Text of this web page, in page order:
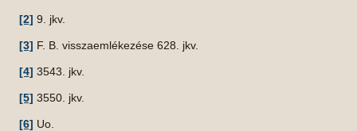
[2] 9. jkv.
[3] F. B. visszaemlékezése 628. jkv.
[4] 3543. jkv.
[5] 3550. jkv.
[6] Uo.